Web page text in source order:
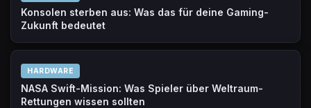
Konsolen sterben aus: Was das für deine Gaming-
Zukunft bedeutet
HARDWARE
NASA Swift-Mission: Was Spieler über Weltraum-
Rettungen wissen sollten